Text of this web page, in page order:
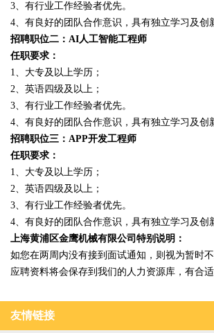
3、有行业工作经验者优先。
4、有良好的团队合作意识，具有独立学习及创
招聘职位二：AI人工智能工程师
任职要求：
1、大专及以上学历；
2、英语四级及以上；
3、有行业工作经验者优先。
4、有良好的团队合作意识，具有独立学习及创
招聘职位三：APP开发工程师
任职要求：
1、大专及以上学历；
2、英语四级及以上；
3、有行业工作经验者优先。
4、有良好的团队合作意识，具有独立学习及创
上海黄浦区金鹰机械有限公司特别说明：
如您在两周内没有接到面试通知，则视为暂时
应聘资料将会保存到我们的人力资源库，有合适
友情链接